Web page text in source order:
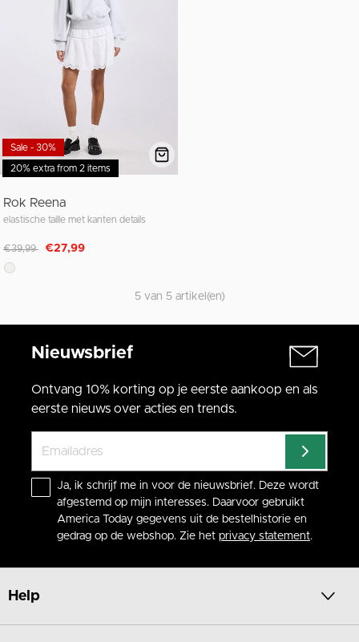
20% extra from 2 items
Sale - 30%
Rok Reena
elastische taille met kanten details
Afgeprijsd van
€39,99 naar
€27,99
5 van 5 artikel(en)
Nieuwsbrief
Ontvang 10% korting op je eerste aankoop en als
eerste nieuws over acties en trends.
Ja, ik schrijf me in voor de nieuwsbrief. Deze wordt
afgestemd op mijn interesses. Daarvoor gebruikt
America Today gegevens uit de bestelhistorie en
gedrag op de webshop. Zie het privacy statement.
Help